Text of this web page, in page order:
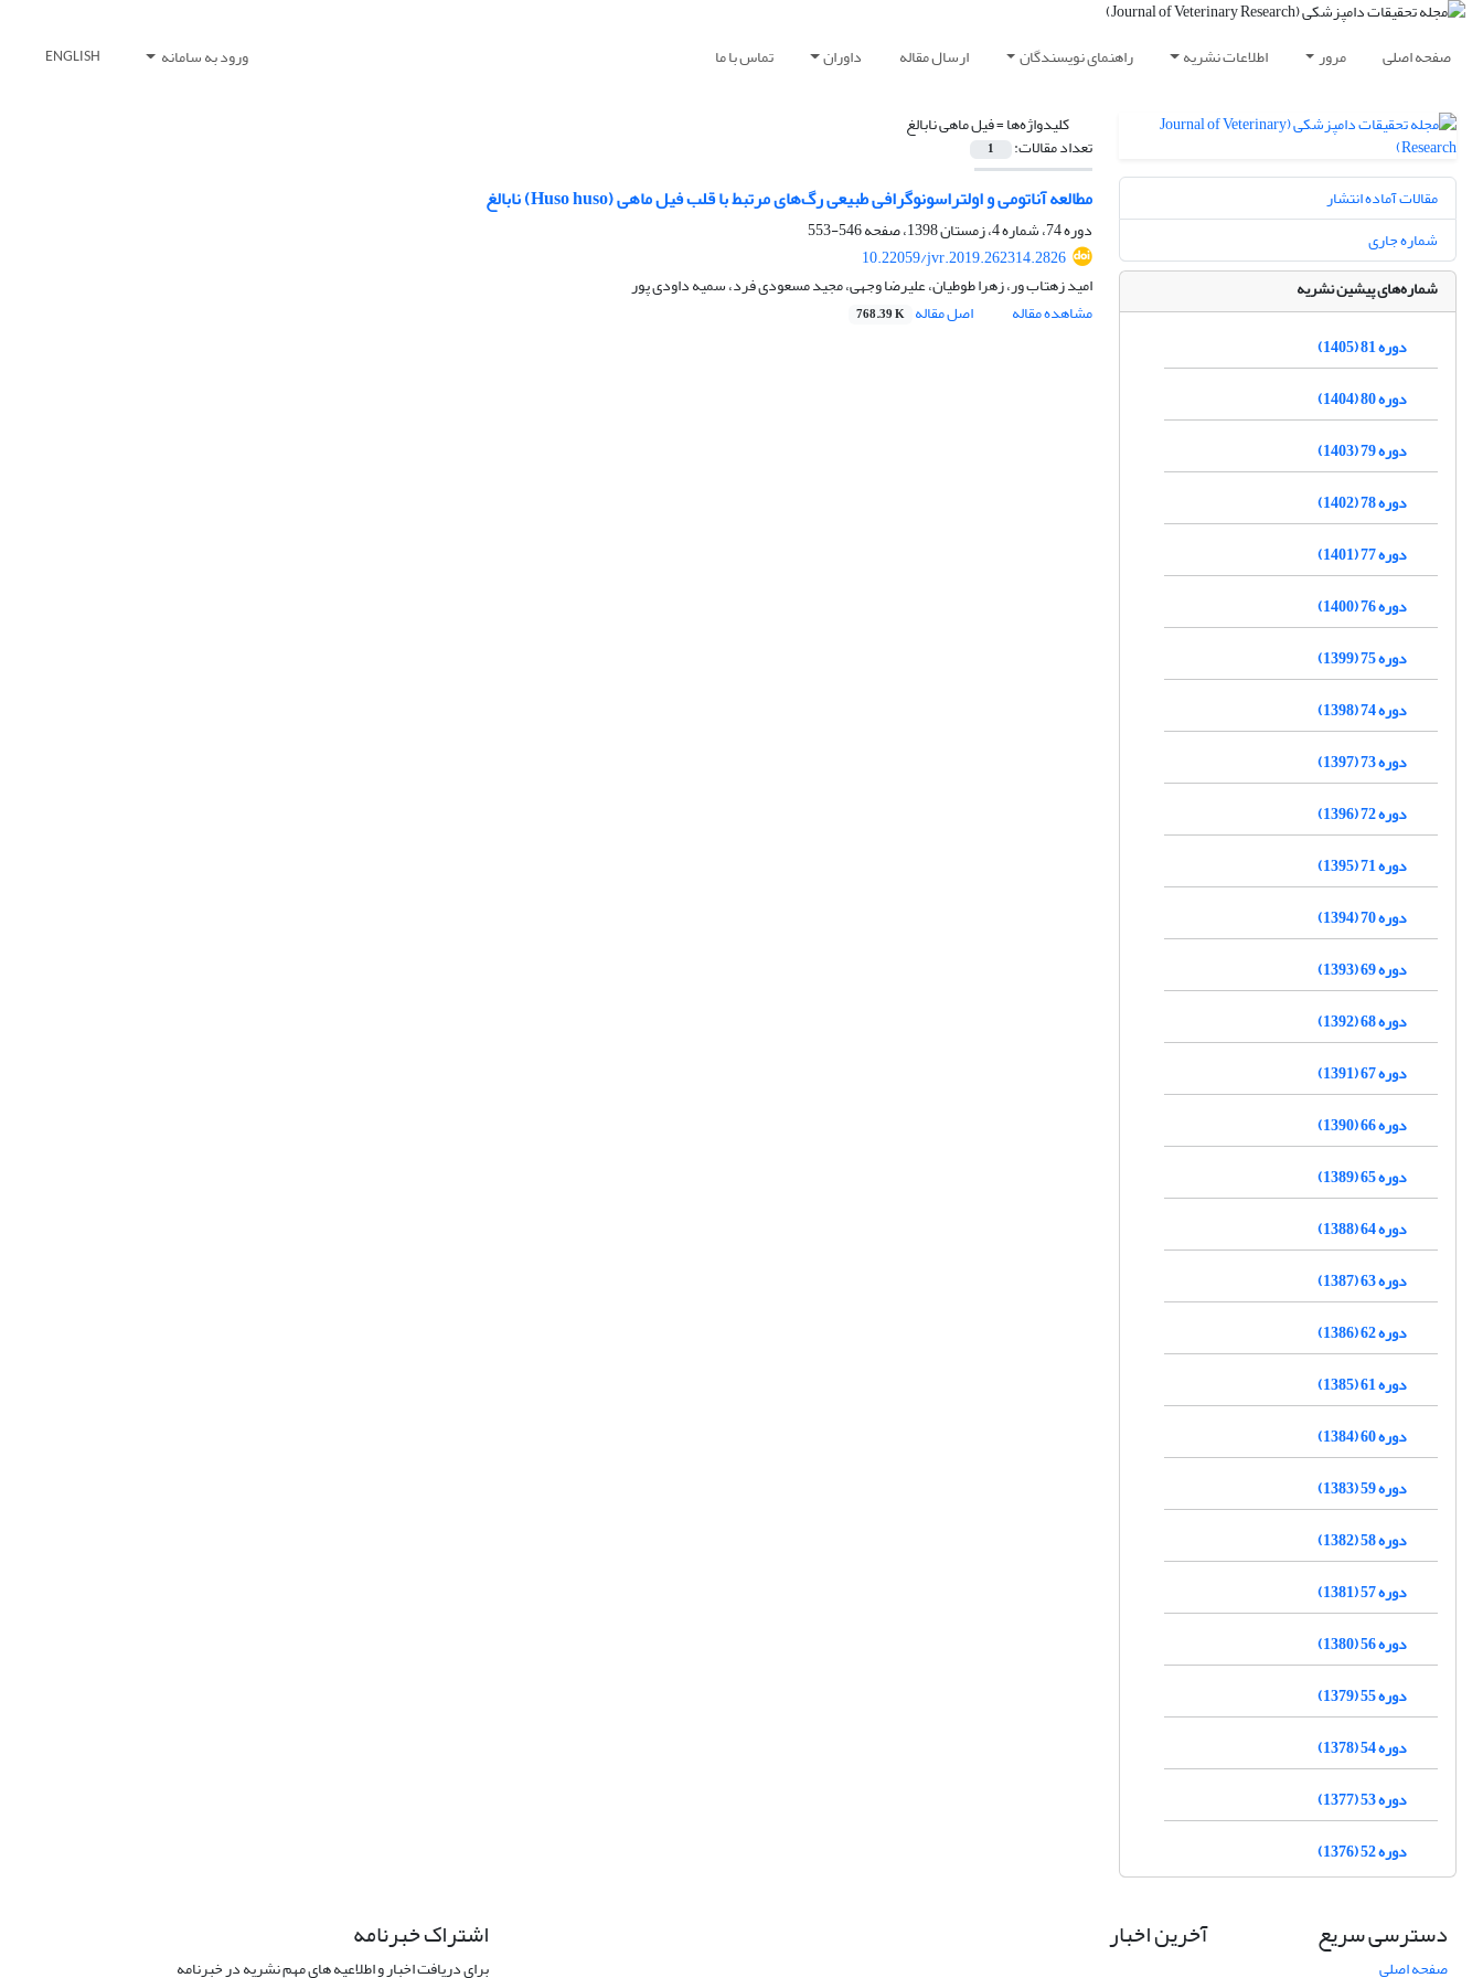
صفحه اصلی مرور اطلاعات نشریه راهنمای نویسندگان ارسال مقاله داوران تماس با ما ورود به سامانه ENGLISH
کلیدواژه‌ها =فیل ماهی نابالغ
تعداد مقالات: 1
مطالعه آناتومی و اولتراسونوگرافی طبیعی رگ‌های مرتبط با قلب فیل ماهی (Huso huso) نابالغ
دوره 74، شماره 4، زمستان 1398، صفحه
546-553
10.22059/jvr.2019.262314.2826
امید زهتاب ور، زهرا طوطیان، علیرضا وجهی، مجید مسعودی فرد، سمیه داودی پور
مشاهده مقاله
اصل مقاله 768.39 K
مقالات آماده انتشار
شماره جاری
شماره‌های پیشین نشریه
دوره 81 (1405)
دوره 80 (1404)
دوره 79 (1403)
دوره 78 (1402)
دوره 77 (1401)
دوره 76 (1400)
دوره 75 (1399)
دوره 74 (1398)
دوره 73 (1397)
دوره 72 (1396)
دوره 71 (1395)
دوره 70 (1394)
دوره 69 (1393)
دوره 68 (1392)
دوره 67 (1391)
دوره 66 (1390)
دوره 65 (1389)
دوره 64 (1388)
دوره 63 (1387)
دوره 62 (1386)
دوره 61 (1385)
دوره 60 (1384)
دوره 59 (1383)
دوره 58 (1382)
دوره 57 (1381)
دوره 56 (1380)
دوره 55 (1379)
دوره 54 (1378)
دوره 53 (1377)
دوره 52 (1376)
دسترسی سریع
صفحه اصلی
آخرین اخبار اشتراک خبرنامه
برای دریافت اخبار و اطلاعیه های مهم نشریه در خبرنامه